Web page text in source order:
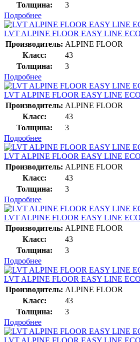
Толщина:
3
Подробнее
LVT ALPINE FLOOR EASY LINE
Производитель: ALPINE FLOOR
Класс:
43
Толщина:
3
Подробнее
LVT ALPINE FLOOR EASY LINE
Производитель: ALPINE FLOOR
Класс:
43
Толщина:
3
Подробнее
LVT ALPINE FLOOR EASY LINE
Производитель: ALPINE FLOOR
Класс:
43
Толщина:
3
Подробнее
LVT ALPINE FLOOR EASY LINE
Производитель: ALPINE FLOOR
Класс:
43
Толщина:
3
Подробнее
LVT ALPINE FLOOR EASY LINE
Производитель: ALPINE FLOOR
Класс:
43
Толщина:
3
Подробнее
LVT ALPINE FLOOR EASY LINE